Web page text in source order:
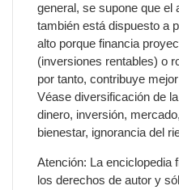
general, se supone que el
también está dispuesto a
alto porque financia
(inversiones rentables) o
por tanto, contribuye
Véase diversificación de
dinero, inversión,
bienestar, ignorancia del
Atención: La enciclopedia
los derechos de autor y